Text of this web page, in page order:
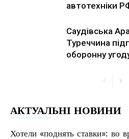
автотехніки
Саудівська
Туреччина
оборонну
АКТУАЛЬНІ НОВИНИ
Хотели «поднять ставки»: во